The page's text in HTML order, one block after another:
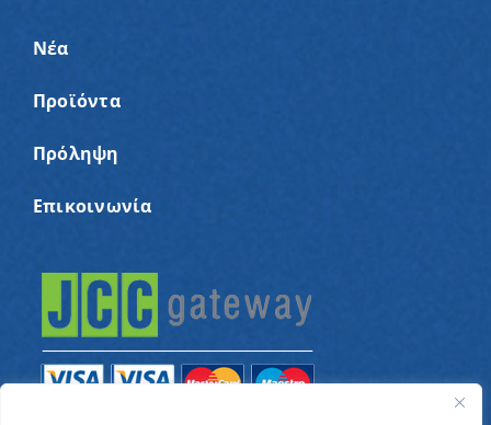
Νέα
Προϊόντα
Πρόληψη
Επικοινωνία